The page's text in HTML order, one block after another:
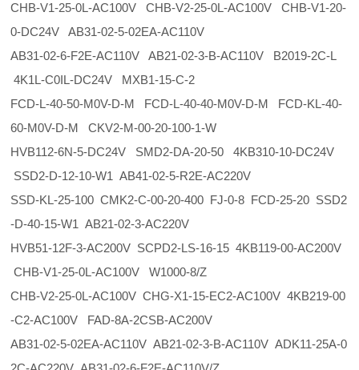
CHB-V1-25-0L-AC100V CHB-V2-25-0L-AC100V CHB-V1-20-
0-DC24V AB31-02-5-02EA-AC110V
AB31-02-6-F2E-AC110V AB21-02-3-B-AC110V B2019-2C-L
4K1L-C0IL-DC24V MXB1-15-C-2
FCD-L-40-50-M0V-D-M FCD-L-40-40-M0V-D-M FCD-KL-40-
60-M0V-D-M CKV2-M-00-20-100-1-W
HVB112-6N-5-DC24V SMD2-DA-20-50 4KB310-10-DC24V
SSD2-D-12-10-W1 AB41-02-5-R2E-AC220V
SSD-KL-25-100 CMK2-C-00-20-400 FJ-0-8 FCD-25-20 SSD2
-D-40-15-W1 AB21-02-3-AC220V
HVB51-12F-3-AC200V SCPD2-LS-16-15 4KB119-00-AC200V
CHB-V1-25-0L-AC100V W1000-8/Z
CHB-V2-25-0L-AC100V CHG-X1-15-EC2-AC100V 4KB219-00
-C2-AC100V FAD-8A-2CSB-AC200V
AB31-02-5-02EA-AC110V AB21-02-3-B-AC110V ADK11-25A-0